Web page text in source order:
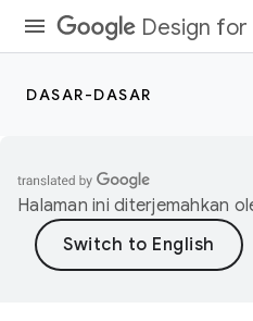
Design for
DASAR-DASAR
Halaman ini diterjemahkan